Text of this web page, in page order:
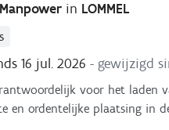
in LOMMEL
16 jul. 2026 - gewijzigd
voor het laden
en ordentelijke plaatsing in